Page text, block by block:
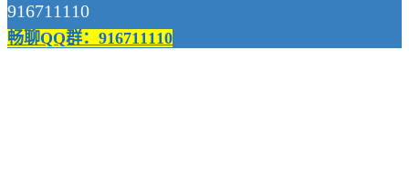
916711110
畅聊QQ群：916711110